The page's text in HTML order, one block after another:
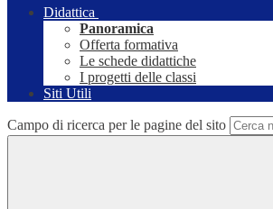
Didattica
Panoramica
Offerta formativa
Le schede didattiche
I progetti delle classi
Siti Utili
Campo di ricerca per le pagine del sito